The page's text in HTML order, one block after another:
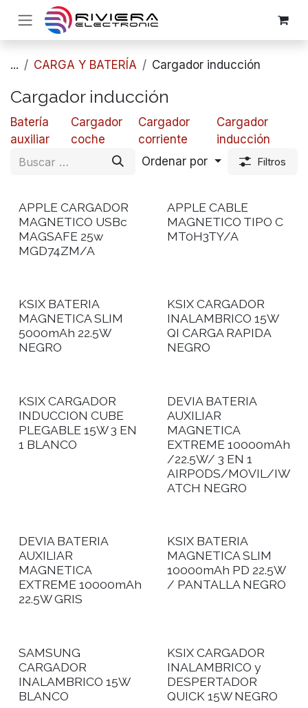
Ir al contenido
... CARGA Y BATERÍA ​​Cargador inducción
​​Cargador inducción
​Batería
auxiliar
​​Cargador
coche
​​Cargador
corriente
​​Cargador
inducción
Ordenar por
Filtros
APPLE CARGADOR
MAGNETICO USBc
MAGSAFE 25w
MGD74ZM/A
APPLE CABLE
MAGNETICO TIPO C
MT0H3TY/A
KSIX BATERIA
MAGNETICA SLIM
5000mAh 22.5W
NEGRO
KSIX CARGADOR
INALAMBRICO 15W
QI CARGA RAPIDA
NEGRO
KSIX CARGADOR
INDUCCION CUBE
PLEGABLE 15W 3 EN
1 BLANCO
DEVIA BATERIA
AUXILIAR
MAGNETICA
EXTREME 10000mAh
/22.5W/ 3 EN 1
AIRPODS/MOVIL/IW
ATCH NEGRO
DEVIA BATERIA
AUXILIAR
MAGNETICA
EXTREME 10000mAh
22.5W GRIS
KSIX BATERIA
MAGNETICA SLIM
10000mAh PD 22.5W
/ PANTALLA NEGRO
SAMSUNG
CARGADOR
INALAMBRICO 15W
BLANCO
KSIX CARGADOR
INALAMBRICO y
DESPERTADOR
QUICK 15W NEGRO